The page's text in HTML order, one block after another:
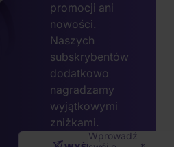
promocji ani
nowości.
Naszych
subskrybentów
dodatkowo
nagradzamy
wyjątkowymi
zniżkami.
Wprowadź